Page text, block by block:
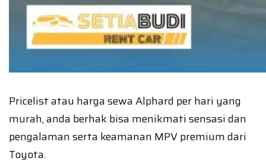
Pricelist atau harga sewa Alphard per hari yang
murah, anda berhak bisa menikmati sensasi dan
pengalaman serta keamanan MPV premium dari
Toyota.